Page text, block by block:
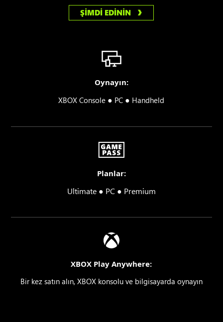
ŞİMDİ EDİNİN
Oynayın:
XBOX Console ● PC ● Handheld
Planlar:
Ultimate ● PC ● Premium
XBOX Play Anywhere:
Bir kez satın alın, XBOX konsolu ve bilgisayarda oynayın